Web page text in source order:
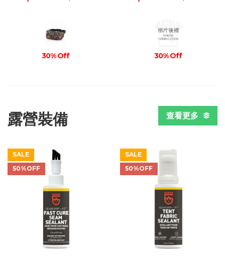
30% Off 30% Off
露營裝備 查看更多
SALE
50%OFF
SALE
50%OFF